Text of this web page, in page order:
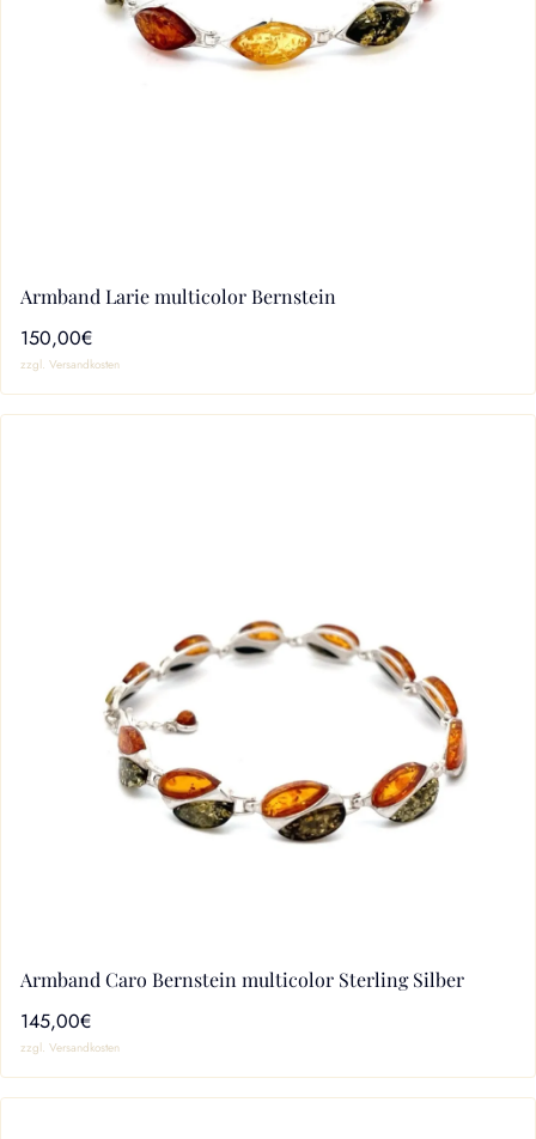
Armband Larie multicolor Bernstein
150,00€
zzgl. Versandkosten
Armband Caro Bernstein multicolor Sterling Silber
145,00€
zzgl. Versandkosten